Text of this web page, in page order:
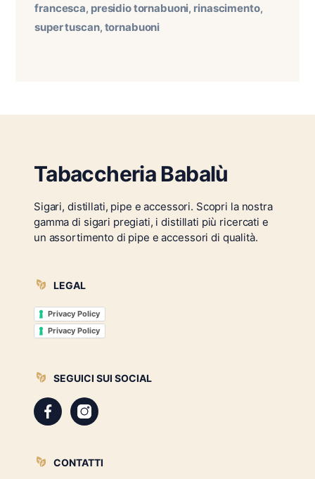
francesca, presidio tornabuoni, rinascimento,
super tuscan, tornabuoni
Tabaccheria Babalù
Sigari, distillati, pipe e accessori. Scopri la nostra
gamma di sigari pregiati, i distillati più ricercati e
un assortimento di pipe e accessori di qualità.
LEGAL
Privacy Policy
Privacy Policy
SEGUICI SUI SOCIAL
CONTATTI